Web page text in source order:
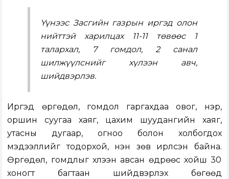
Үүнээс Засгийн газрын иргэд олон
нийттэй харилцах 11-11 төвөөс 1
талархал, 7 гомдол, 2 санал
шилжүүлснийг хүлээн авч,
шийдвэрлэв.
Иргэд өргөдөл, гомдол гаргахдаа овог, нэр,
оршин суугаа хаяг, цахим шуудангийн хаяг,
утасны дугаар, огноо болон холбогдох
мэдээллийг тодорхой, үнэн зөв ирүүлсэн байна.
Өргөдөл, гомдлыг хүлээн авсан өдрөөс хойш 30
хоногт багтаан шийдвэрлэх бөгөөд